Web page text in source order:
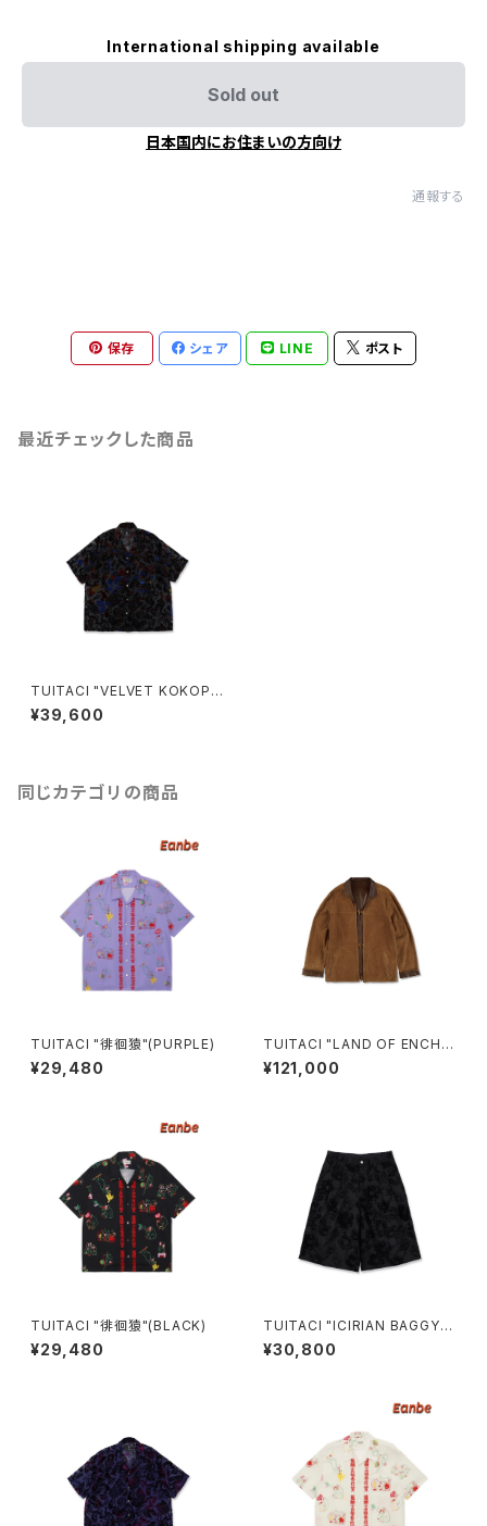
International shipping available
Sold out
日本国内にお住まいの方向け
通報する
保存 シェア LINE ポスト
最近チェックした商品
TUITACI "VELVET KOKOPE
LLI SHIRT"(BLACK)
¥39,600
同じカテゴリの商品
TUITACI "徘徊猿"(PURPLE)
¥29,480
TUITACI "LAND OF ENCHA
NTMENT REVERSIBLE JAC
KET"(BROWN)
¥121,000
TUITACI "徘徊猿"(BLACK)
¥29,480
TUITACI "ICIRIAN BAGGY S
HORTS"(BLACK)
¥30,800